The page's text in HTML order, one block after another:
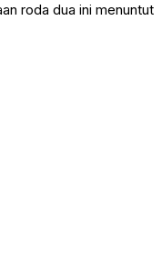
roda dua ini menuntut